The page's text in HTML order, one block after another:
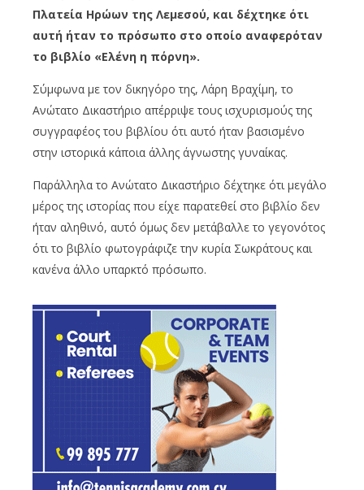
Πλατεία Ηρώων της Λεμεσού, και δέχτηκε ότι
αυτή ήταν το πρόσωπο στο οποίο αναφερόταν
το βιβλίο «Ελένη η πόρνη».
Σύμφωνα με τον δικηγόρο της, Λάρη Βραχίμη, το
Ανώτατο Δικαστήριο απέρριψε τους ισχυρισμούς της
συγγραφέος του βιβλίου ότι αυτό ήταν βασισμένο
στην ιστορικά κάποια άλλης άγνωστης γυναίκας.
Παράλληλα το Ανώτατο Δικαστήριο δέχτηκε ότι μεγάλο
μέρος της ιστορίας που είχε παρατεθεί στο βιβλίο δεν
ήταν αληθινό, αυτό όμως δεν μετάβαλλε το γεγονότος
ότι το βιβλίο φωτογράφιζε την κυρία Σωκράτους και
κανένα άλλο υπαρκτό πρόσωπο.